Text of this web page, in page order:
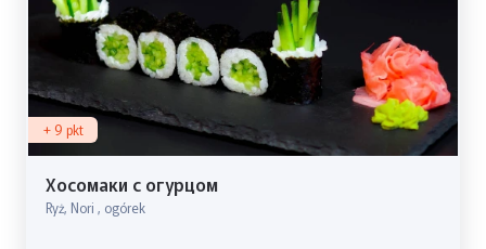
+ 9 pkt
Хосомаки с огурцом
Ryż, Nori , ogórek